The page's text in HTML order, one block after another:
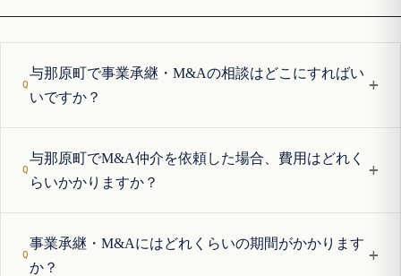
与那原町で事業承継・M&Aの相談はどこにすればい
いですか？
+
与那原町でM&A仲介を依頼した場合、費用はどれく
らいかかりますか？
+
事業承継・M&Aにはどれくらいの期間がかかります
か？
+